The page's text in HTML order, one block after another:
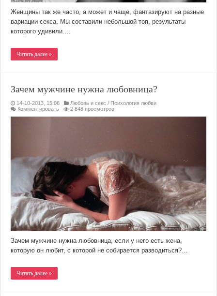
Женщины так же часто, а может и чаще, фантазируют на разные
вариации секса. Мы составили небольшой топ, результаты
которого удивили.…
Читать далее »
Зачем мужчине нужна любовница?
14-10-2013, 15:06 Любовь и секс / Психология любви
Комментировать
2 848 просмотров
Зачем мужчине нужна любовница, если у него есть жена,
которую он любит, с которой не собирается разводиться?…
Читать далее »